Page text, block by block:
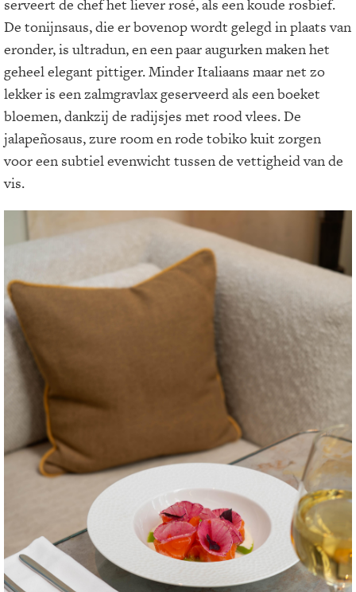
serveert de chef het liever rosé, als een koude rosbief.
De tonijnsaus, die er bovenop wordt gelegd in plaats van
eronder, is ultradun, en een paar augurken maken het
geheel elegant pittiger. Minder Italiaans maar net zo
lekker is een zalmgravlax geserveerd als een boeket
bloemen, dankzij de radijsjes met rood vlees. De
jalapeñosaus, zure room en rode tobiko kuit zorgen
voor een subtiel evenwicht tussen de vettigheid van de
vis.